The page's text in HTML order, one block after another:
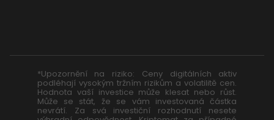
*Upozornění na riziko: Ceny digitálních aktiv
podléhají vysokým tržním rizikům a volatilitě cen.
Hodnota vaší investice může klesat nebo růst.
Může se stát, že se vám investovaná částka
nevrátí. Za svá investiční rozhodnutí nesete